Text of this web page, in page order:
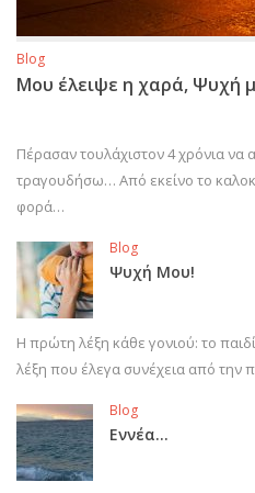
Blog
Μου έλειψε η χαρά, Ψυχή
Πέρασαν τουλάχιστον 4 χρόνια να
τραγουδήσω… Από εκείνο το
φορά…
Blog
Ψυχή Μου!
Η πρώτη λέξη κάθε γονιού: το
λέξη που έλεγα συνέχεια από την
Blog
Εννέα…